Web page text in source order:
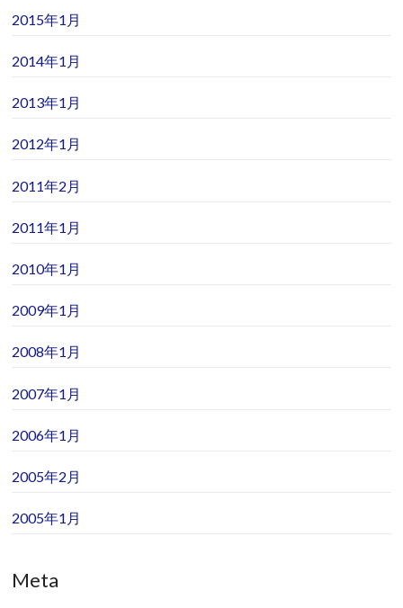
2015年1月
2014年1月
2013年1月
2012年1月
2011年2月
2011年1月
2010年1月
2009年1月
2008年1月
2007年1月
2006年1月
2005年2月
2005年1月
Meta